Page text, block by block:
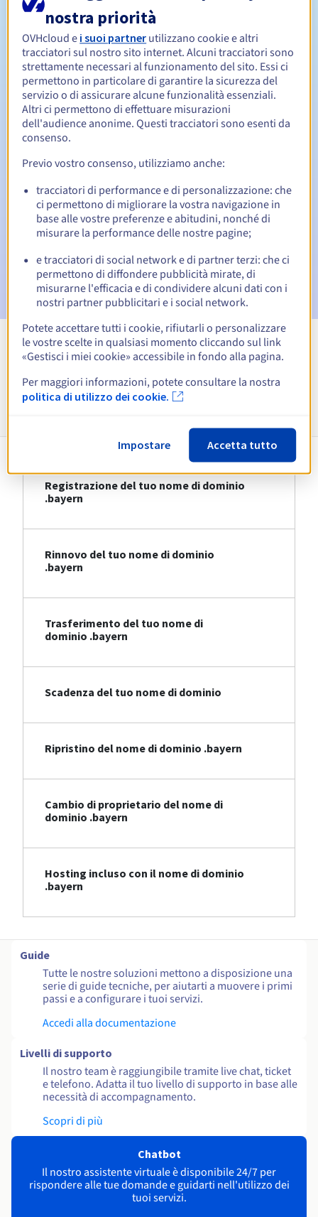
Periodo di rinnovo Da 1 a 10 anni
Redemption period 30 giorni
Notifiche automatiche:
scadenza
Email il giorno della scadenzaper notificare la
sospensione del nome di dominio
Email dopo il Redemption Grace Periodper notificare la
cancellazione del nome di dominio
Visualizza tutte le estensioni
Informazioni su .bayern
Registrazione del tuo nome di dominio
.bayern
Rinnovo del tuo nome di dominio
.bayern
Trasferimento del tuo nome di
dominio .bayern
Scadenza del tuo nome di dominio
Ripristino del nome di dominio .bayern
Cambio di proprietario del nome di
dominio .bayern
Hosting incluso con il nome di dominio
.bayern
Guide
Tutte le nostre soluzioni mettono a disposizione una
serie di guide tecniche, per aiutarti a muovere i primi
passi e a configurare i tuoi servizi.
Accedi alla documentazione
Livelli di supporto
Il nostro team è raggiungibile tramite live chat, ticket
e telefono. Adatta il tuo livello di supporto in base alle
necessità di accompagnamento.
Scopri di più
Chatbot
Il nostro assistente virtuale è disponibile 24/7 per
rispondere alle tue domande e guidarti nell'utilizzo dei
tuoi servizi.
nostra priorità
OVHcloud e i suoi partner utilizzano cookie e altri
tracciatori sul nostro sito internet. Alcuni tracciatori sono
strettamente necessari al funzionamento del sito. Essi ci
permettono in particolare di garantire la sicurezza del
servizio o di assicurare alcune funzionalità essenziali.
Altri ci permettono di effettuare misurazioni
dell'audience anonime. Questi tracciatori sono esenti da
consenso.
Previo vostro consenso, utilizziamo anche:
tracciatori di performance e di personalizzazione: che
ci permettono di migliorare la vostra navigazione in
base alle vostre preferenze e abitudini, nonché di
misurare la performance delle nostre pagine;
e tracciatori di social network e di partner terzi: che ci
permettono di diffondere pubblicità mirate, di
misurarne l'efficacia e di condividere alcuni dati con i
nostri partner pubblicitari e i social network.
Potete accettare tutti i cookie, rifiutarli o personalizzare
le vostre scelte in qualsiasi momento cliccando sul link
«Gestisci i miei cookie» accessibile in fondo alla pagina.
Per maggiori informazioni, potete consultare la nostra
politica di utilizzo dei cookie.
Impostare Accetta tutto